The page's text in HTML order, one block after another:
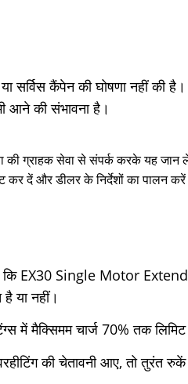
कैंपेन की घोषणा नहीं की है।
आने की संभावना है।
की ग्राहक सेवा से संपर्क करके यह
कर दें और डीलर के निर्देशों का पालन
कि EX30 Single Motor
या नहीं।
में मैक्सिमम चार्ज 70% तक
की चेतावनी आए, तो तुरंत